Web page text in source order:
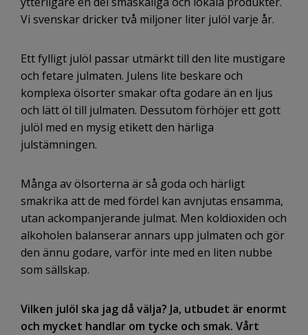
Vi svenskar dricker två miljoner liter julöl varje år.
Ett fylligt julöl passar utmärkt till den lite mustigare
och fetare julmaten. Julens lite beskare och
komplexa ölsorter smakar ofta godare än en ljus
och lätt öl till julmaten. Dessutom förhöjer ett gott
julöl med en mysig etikett den härliga
julstämningen.
Många av ölsorterna är så goda och härligt
smakrika att de med fördel kan avnjutas ensamma,
utan ackompanjerande julmat. Men koldioxiden och
alkoholen balanserar annars upp julmaten och gör
den ännu godare, varför inte med en liten nubbe
som sällskap.
Vilken julöl ska jag då välja? Ja, utbudet är enormt
och mycket handlar om tycke och smak. Vårt